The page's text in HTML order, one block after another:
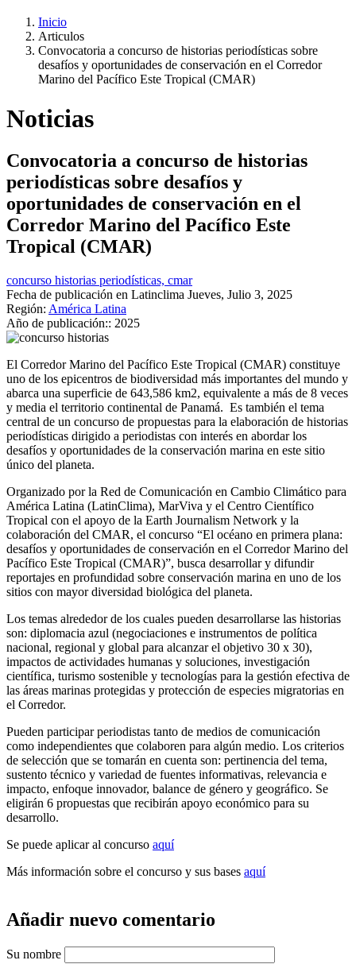
Inicio
Articulos
Convocatoria a concurso de historias periodísticas sobre
desafíos y oportunidades de conservación en el Corredor
Marino del Pacífico Este Tropical (CMAR)
Noticias
Convocatoria a concurso de historias
periodísticas sobre desafíos y
oportunidades de conservación en el
Corredor Marino del Pacífico Este
Tropical (CMAR)
concurso historias periodísticas, cmar
Fecha de publicación en Latinclima Jueves, Julio 3, 2025
Región: América Latina
Año de publicación:: 2025
El Corredor Marino del Pacífico Este Tropical (CMAR) constituye
uno de los epicentros de biodiversidad más importantes del mundo y
abarca una superficie de 643,586 km2, equivalente a más de 8 veces
y media el territorio continental de Panamá. Es también el tema
central de un concurso de propuestas para la elaboración de historias
periodísticas dirigido a periodistas con interés en abordar los
desafíos y oportunidades de la conservación marina en este sitio
único del planeta.
Organizado por la Red de Comunicación en Cambio Climático para
América Latina (LatinClima), MarViva y el Centro Científico
Tropical con el apoyo de la Earth Journalism Network y la
colaboración del CMAR, el concurso “El océano en primera plana:
desafíos y oportunidades de conservación en el Corredor Marino del
Pacífico Este Tropical (CMAR)”, busca desarrollar y difundir
reportajes en profundidad sobre conservación marina en uno de los
sitios con mayor diversidad biológica del planeta.
Los temas alrededor de los cuales pueden desarrollarse las historias
son: diplomacia azul (negociaciones e instrumentos de política
nacional, regional y global para alcanzar el objetivo 30 x 30),
impactos de actividades humanas y soluciones, investigación
científica, turismo sostenible y tecnologías para la gestión efectiva de
las áreas marinas protegidas y protección de especies migratorias en
el Corredor.
Pueden participar periodistas tanto de medios de comunicación
como independientes que colaboren para algún medio. Los criterios
de selección que se tomarán en cuenta son: pertinencia del tema,
sustento técnico y variedad de fuentes informativas, relevancia e
impacto, enfoque innovador, balance de género y geográfico. Se
eligirán 6 propuestas que recibirán apoyo económico para su
desarrollo.
Se puede aplicar al concurso aquí
Más información sobre el concurso y sus bases aquí
Añadir nuevo comentario
Su nombre